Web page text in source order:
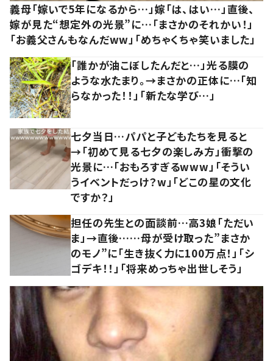
義母「嫁いで5年になるから…」嫁「は、はい…」直後、
嫁が見た“想定外の光景”に…「まさかのそれかい！」
「お義父さんもなんだww」「めちゃくちゃ笑いました」
「誰かが油こぼしたんだと…」光る膜の
ような水たまり。→まさかの正体に…「知
らなかった！！」「新たな学び…」
七夕当日…パパと子どもたちを見ると
→「初めて見る七夕の楽しみ方」衝撃の
光景に…「おもろすぎるwww」「そうい
うイベントだっけ？w」「どこの星の文化
ですか？」
担任の先生との面談前…高3娘「ただい
ま」→直後……母が受け取った”まさか
のモノ”に「生き抜く力に100万点！」「シ
ゴデキ！！」「将来めっちゃ出世しそう」